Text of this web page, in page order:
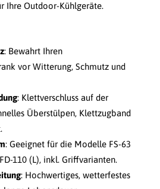
Ihre Outdoor-Kühlgeräte.
: Bewahrt Ihren
vor Witterung, Schmutz und
: Klettverschluss auf der
Überstülpen, Klettzugband
: Geeignet für die Modelle FS-63
110 (L), inkl. Griffvarianten.
: Hochwertiges, wetterfestes